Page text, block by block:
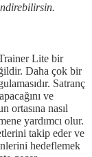
Lite bir
Daha çok bir
Satranç
ve
ortasına nasıl
yardımcı olur.
takip eder ve
hedeflemek